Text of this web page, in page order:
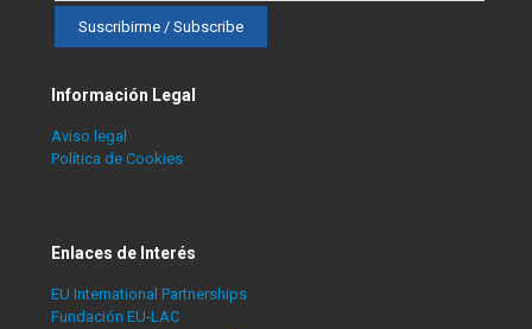
Información Legal
Aviso legal
Política de Cookies
Enlaces de Interés
EU International Partnerships
Fundación EU-LAC